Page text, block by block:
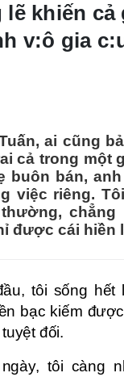
lẽ khiến cả
v:ô gia
ai cũng
cả trong một
buôn bán,
việc riêng.
chẳng
được cái hiền
tôi sống hết
bạc kiếm
đối.
tôi càng